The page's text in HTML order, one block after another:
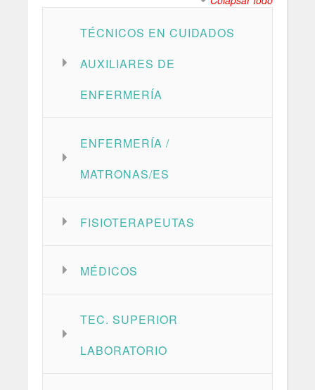
TÉCNICOS EN CUIDADOS
AUXILIARES DE
ENFERMERÍA
ENFERMERÍA /
MATRONAS/ES
FISIOTERAPEUTAS
MÉDICOS
TEC. SUPERIOR
LABORATORIO